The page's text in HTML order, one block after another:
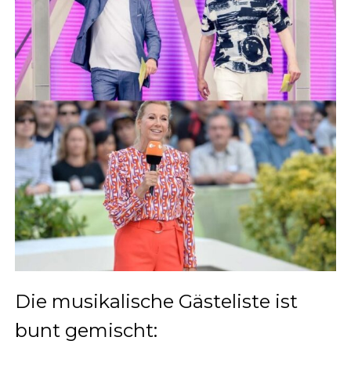
Die musikalische Gästeliste ist
bunt gemischt: